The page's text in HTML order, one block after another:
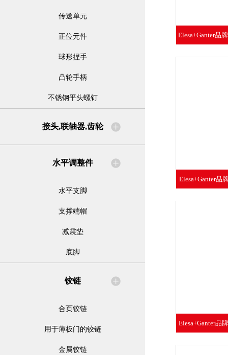
传送单元
正位元件
球形捏手
凸轮手柄
不锈钢平头螺钉
接头,联轴器,齿轮
水平调整件
水平支脚
支撑端帽
减震垫
底脚
铰链
合页铰链
用于薄板门的铰链
金属铰链
Elesa+Ganter品
Elesa+Ganter品
Elesa+Ganter品